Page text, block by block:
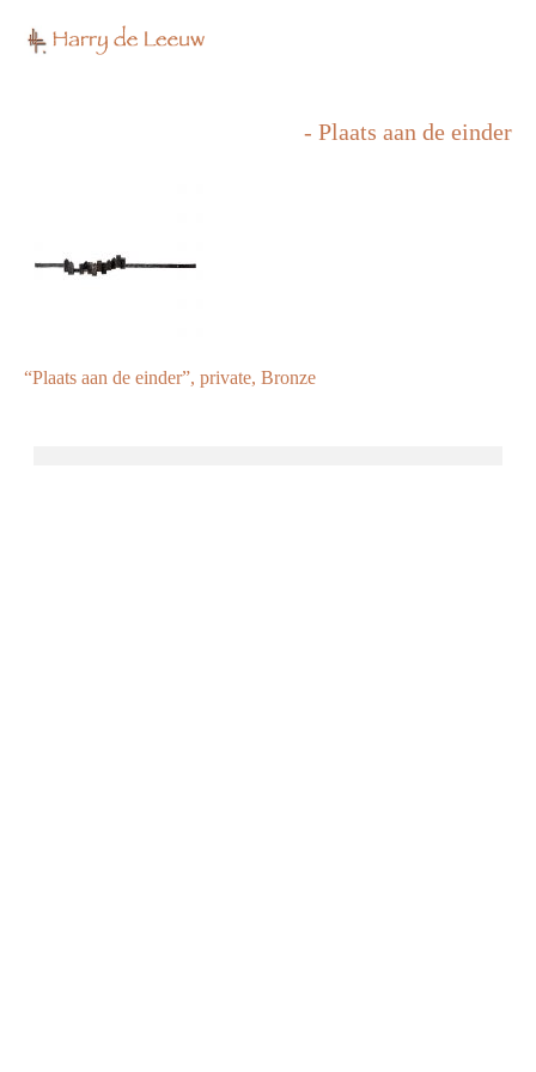
- Plaats aan de einder
“Plaats aan de einder”, private, Bronze